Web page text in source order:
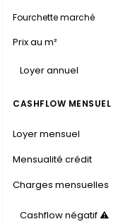
Fourchette marché
Prix au m²
Loyer annuel
CASHFLOW MENSUEL
Loyer mensuel
Mensualité crédit
Charges mensuelles
Cashflow négatif ⚠